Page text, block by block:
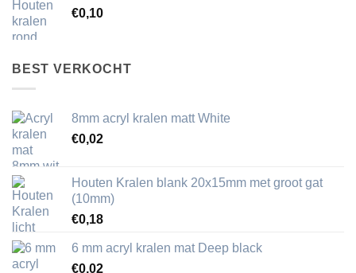
€0,10
BEST VERKOCHT
8mm acryl kralen matt White
€0,02
Houten Kralen blank 20x15mm met groot gat
(10mm)
€0,18
6 mm acryl kralen mat Deep black
€0,02